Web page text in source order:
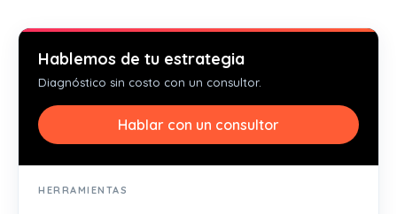
Hablemos de tu estrategia
Diagnóstico sin costo con un consultor.
Hablar con un consultor
HERRAMIENTAS